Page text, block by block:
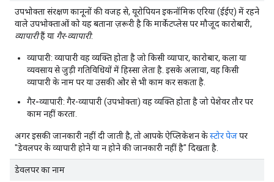
उपभोक्ता संरक्षण कानूनों की वजह से, यूरोपियन इकनॉमिक एरिया (ईईए) में रहने
वाले उपभोक्ताओं को यह बताना ज़रूरी है कि मार्केटप्लेस पर मौजूद कारोबारी,
व्यापारीहैं या गैर-व्यापारी:
व्यापारी: व्यापारी वह व्यक्ति होता है जो किसी व्यापार, कारोबार, कला या
व्यवसाय से जुड़ी गतिविधियों में हिस्सा लेता है. इसके अलावा, वह किसी
व्यापारी के नाम पर या उसकी ओर से भी काम कर सकता है.
गैर-व्यापारी: गैर-व्यापारी (उपभोक्ता) वह व्यक्ति होता है जो पेशेवर तौर पर
काम नहीं करता.
अगर इसकी जानकारी नहीं दी जाती है, तो आपके ऐप्लिकेशन केस्टोर पेजपर
"डेवलपर के व्यापारी होने या न होने की जानकारी नहीं है" दिखता है.
डेवलपर का नाम